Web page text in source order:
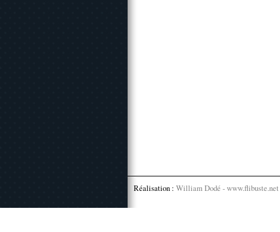
Réalisation : William Dodé - www.flibuste.net